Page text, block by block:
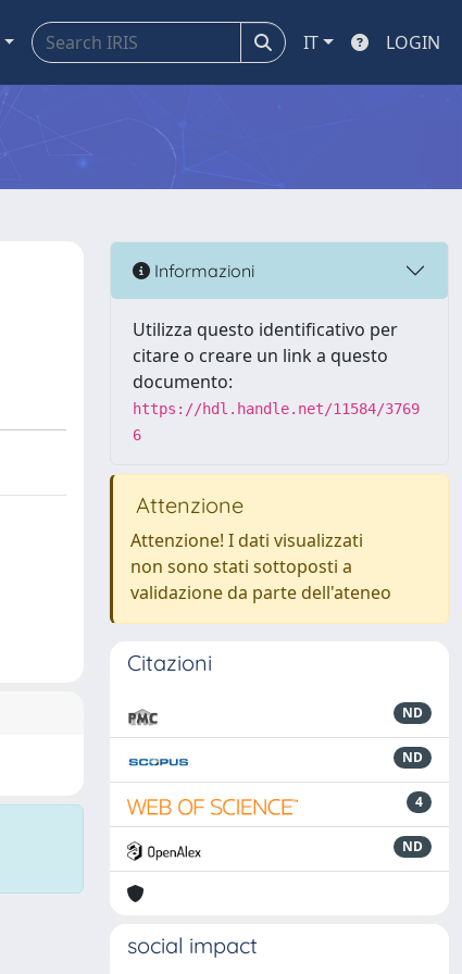
IT LOGIN
Informazioni
Utilizza questo identificativo per
citare o creare un link a questo
documento:
https://hdl.handle.net/11584/3769
6
Attenzione
Attenzione! I dati visualizzati
non sono stati sottoposti a
validazione da parte dell'ateneo
Citazioni
ND
ND
4
ND
social impact